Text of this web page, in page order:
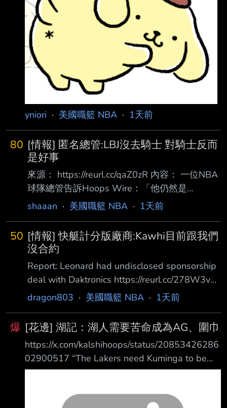
is the first thing on my mind”
yniori · 美國職籃 NBA · 1天前
80 [情報] 匿名總管:LBJ沒去騎士 對騎士反而
是好事
來源： https://reurl.cc/qaZ0zR 內容： 一位NBA
球隊總管告訴Hoops Wire：「他仍然是
LeBron，或者說仍然會有那種提醒你他曾經 是
他待得太久的那一章。有一天我們會問： 『還
記得LeBron曾在七六人隊打球嗎？』然後笑出
來。」 在聯盟打滾23年後，LeBron的球技已不
如以往，他的影響力也逐漸消退。這種情況其實
已經 持續了好幾年，但上個賽季真正明顯地展
現出來，他的數據下滑到場均20.9分、6.1籃
板、7 .2助攻、1.2抄截
shaaan · 美國職籃 NBA · 1天前
50 [情報] 快艇計分版廠商:Kawhi目前跟我們
沒合約
Report: Leonard had undisclosed sponsorship
deal with Daktronics https://reurl.cc/278W3v
洛杉磯快艇球星 Kawhi Leonard 與一家現已破
為 NBA 調查的核心。前 ESPN 撰稿人 Pablo
Torre 週四在他的播客節目Pablo Torr e Finds
Out中報導，Leonard 據稱還曾與負責設計快艇
主場 Intuit Dome 館內大型螢幕 的公司，簽下
dragon803 · 美國職籃 NBA · 1天前
爆 [花邊] 湖記：湖人需要苦命成為AG、圍巾
https://x.com/kalshihoops/status/20853426286
02900517 “The Lakers need Kuminga to be
their Aaron Gordon, their Andrew Wiggins,
to commit to that role. If he’s no t playing team